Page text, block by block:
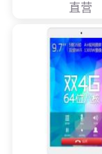
直营